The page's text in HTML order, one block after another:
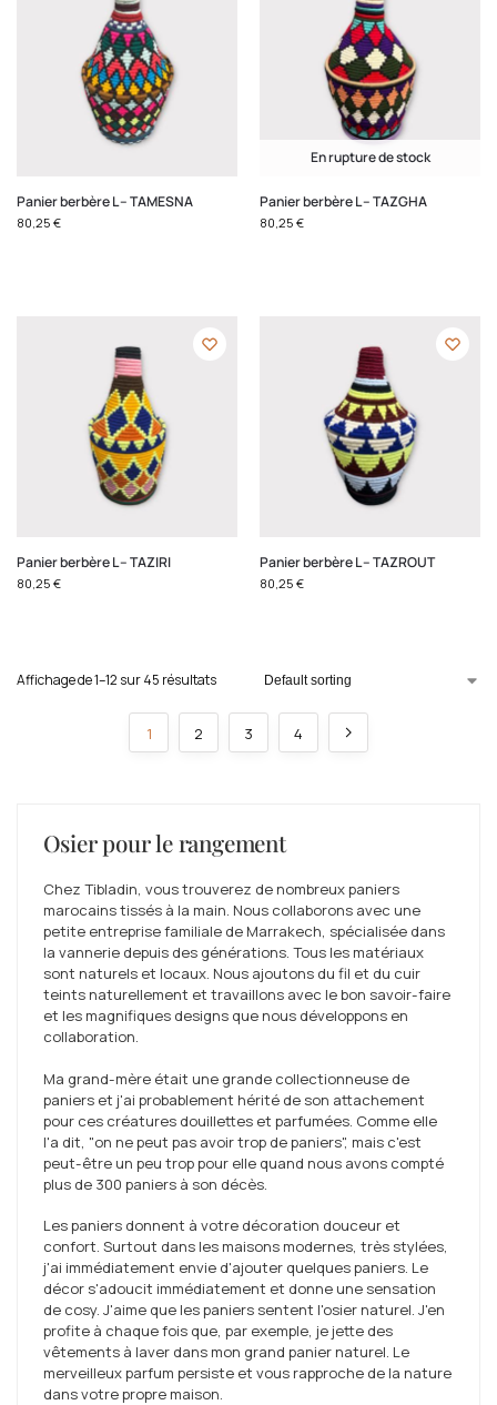
Panier berbère L – TAMESNA
80,25 €
En rupture de stock
Panier berbère L – TAZGHA
80,25 €
Panier berbère L – TAZIRI
80,25 €
Panier berbère L – TAZROUT
80,25 €
Affichage de 1–12 sur 45 résultats
1 2 3 4
Osier pour le rangement
Chez Tibladin, vous trouverez de nombreux paniers
marocains tissés à la main. Nous collaborons avec une
petite entreprise familiale de Marrakech, spécialisée dans
la vannerie depuis des générations. Tous les matériaux
sont naturels et locaux. Nous ajoutons du fil et du cuir
teints naturellement et travaillons avec le bon savoir-faire
et les magnifiques designs que nous développons en
collaboration.
Ma grand-mère était une grande collectionneuse de
paniers et j'ai probablement hérité de son attachement
pour ces créatures douillettes et parfumées. Comme elle
l'a dit, "on ne peut pas avoir trop de paniers", mais c'est
peut-être un peu trop pour elle quand nous avons compté
plus de 300 paniers à son décès.
Les paniers donnent à votre décoration douceur et
confort. Surtout dans les maisons modernes, très stylées,
j'ai immédiatement envie d'ajouter quelques paniers. Le
décor s'adoucit immédiatement et donne une sensation
de cosy. J'aime que les paniers sentent l'osier naturel. J'en
profite à chaque fois que, par exemple, je jette des
vêtements à laver dans mon grand panier naturel. Le
merveilleux parfum persiste et vous rapproche de la nature
dans votre propre maison.